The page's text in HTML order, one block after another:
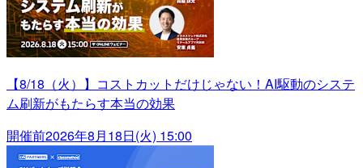
【8/18（火）】コストカットだけじゃない！AI駆動のシステ
ム刷新がもたらす本当の効果
開催前2026年8月18日(火) 15:00